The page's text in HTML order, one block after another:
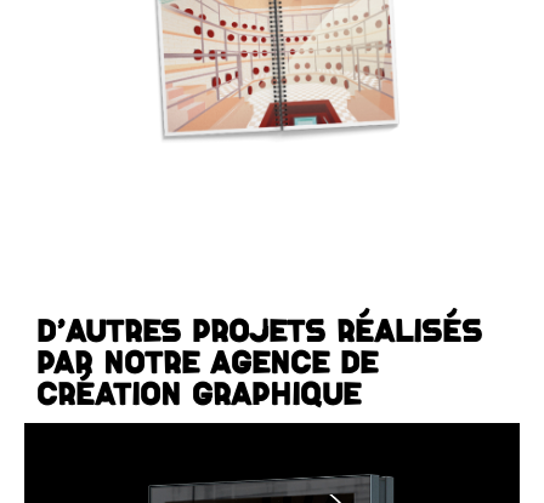
D'autres projets réalisés
par notre agence de
création graphique